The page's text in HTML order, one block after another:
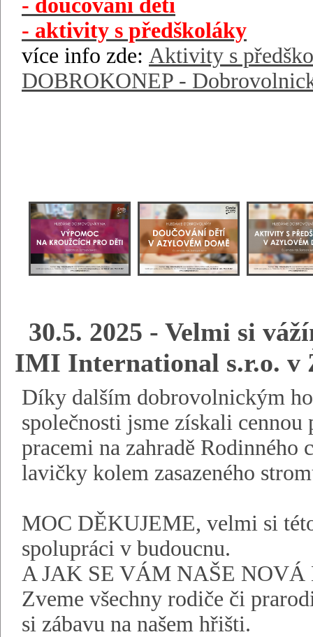
- doučování dětí
- aktivity s předškoláky
více info zde: Aktivity s
DOBROKONEP -
30.5. 2025 - Velmi si
IMI International s.r.o. v
Díky dalším dobrovolnickým
společnosti jsme získali
pracemi na zahradě Rodinného
lavičky kolem zasazeného
MOC DĚKUJEME, velmi si
spolupráci v budoucnu.
A JAK SE VÁM NAŠE
Zveme všechny rodiče či
si zábavu na našem hřišti.